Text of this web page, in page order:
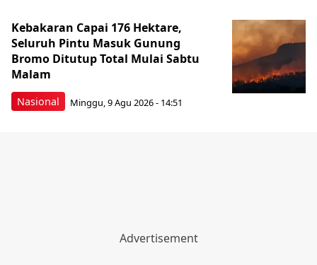
Nasional
Kebakaran Capai 176 Hektare,
Seluruh Pintu Masuk Gunung
Bromo Ditutup Total Mulai Sabtu
Malam
Minggu, 9 Agu 2026 - 14:51